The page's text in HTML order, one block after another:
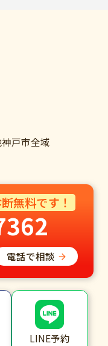
戸市全域​
無料です！
電話で相談
LINE予約